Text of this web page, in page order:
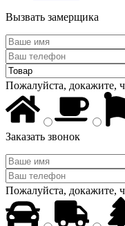
Вызвать замерщика
Пожалуйста, докажите,
Заказать звонок
Пожалуйста, докажите,